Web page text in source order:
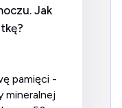
Jak
mineralnej